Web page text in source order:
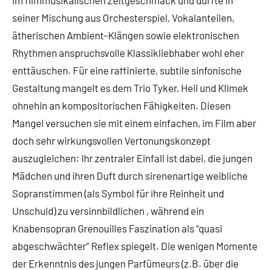
seiner Mischung aus Orchesterspiel, Vokalanteilen,
ätherischen Ambient-Klängen sowie elektronischen
Rhythmen anspruchsvolle Klassikliebhaber wohl eher
enttäuschen. Für eine raffinierte, subtile sinfonische
Gestaltung mangelt es dem Trio Tyker, Heil und Klimek
ohnehin an kompositorischen Fähigkeiten. Diesen
Mangel versuchen sie mit einem einfachen, im Film aber
doch sehr wirkungsvollen Vertonungskonzept
auszugleichen: Ihr zentraler Einfall ist dabei, die jungen
Mädchen und ihren Duft durch sirenenartige weibliche
Sopranstimmen (als Symbol für ihre Reinheit und
Unschuld) zu versinnbildlichen , während ein
Knabensopran Grenouilles Faszination als “quasi
abgeschwächter” Reflex spiegelt. Die wenigen Momente
der Erkenntnis des jungen Parfümeurs (z.B. über die